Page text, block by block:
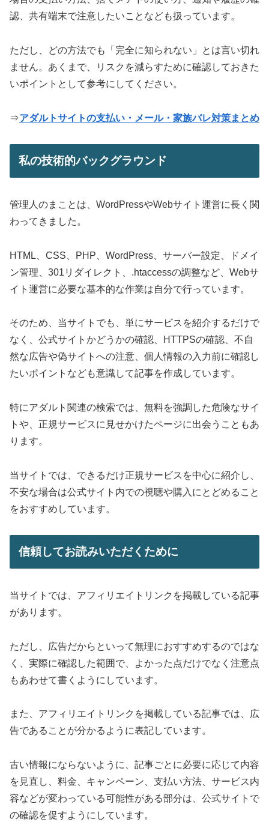
認、共有端末で注意したいことなども扱っています。
ただし、どの方法でも「完全に知られない」とは言い切れ
ません。あくまで、リスクを減らすために確認しておきた
いポイントとして参考にしてください。
⇒アダルトサイトの支払い・メール・家族バレ対策まとめ
私の技術的バックグラウンド
管理人のまことは、WordPressやWebサイト運営に長く関
わってきました。
HTML、CSS、PHP、WordPress、サーバー設定、ドメイ
ン管理、301リダイレクト、.htaccessの調整など、Webサ
イト運営に必要な基本的な作業は自分で行っています。
そのため、当サイトでも、単にサービスを紹介するだけで
なく、公式サイトかどうかの確認、HTTPSの確認、不自
然な広告や偽サイトへの注意、個人情報の入力前に確認し
たいポイントなども意識して記事を作成しています。
特にアダルト関連の検索では、無料を強調した危険なサイ
トや、正規サービスに見せかけたページに出会うこともあ
ります。
当サイトでは、できるだけ正規サービスを中心に紹介し、
不安な場合は公式サイト内での視聴や購入にとどめること
をおすすめしています。
信頼してお読みいただくために
当サイトでは、アフィリエイトリンクを掲載している記事
があります。
ただし、広告だからといって無理におすすめするのではな
く、実際に確認した範囲で、よかった点だけでなく注意点
もあわせて書くようにしています。
また、アフィリエイトリンクを掲載している記事では、広
告であることが分かるように表記しています。
古い情報にならないように、記事ごとに必要に応じて内容
を見直し、料金、キャンペーン、支払い方法、サービス内
容などが変わっている可能性がある部分は、公式サイトで
の確認を促すようにしています。